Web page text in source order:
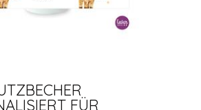
FÜR